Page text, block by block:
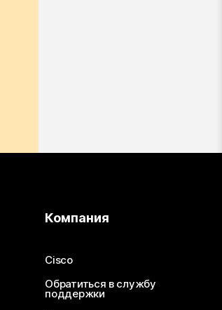
Компания
Cisco
Обратиться в службу
поддержки